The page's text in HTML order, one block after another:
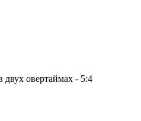
двух овертаймах - 5:4